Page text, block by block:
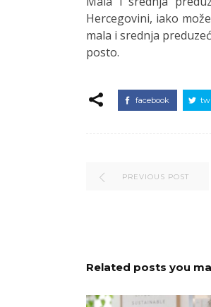
Hercegovini, iako
mala i srednja
posto.
facebook
PREVIOUS POST
Related posts you